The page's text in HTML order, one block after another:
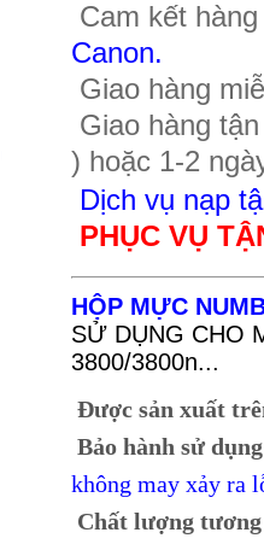
Cam kết
Canon.
Giao hàng
Giao hàng
) hoặc 1-2
Dịch vụ nạp
PHỤC VỤ
HỘP MỰC
SỬ DỤNG CHO
3800/3800n...
Được sản xuất
Bảo hành sử
không may xảy ra
Chất lượng